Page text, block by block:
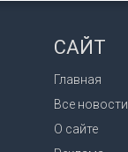
САЙТ
Главная
Все новости
О сайте